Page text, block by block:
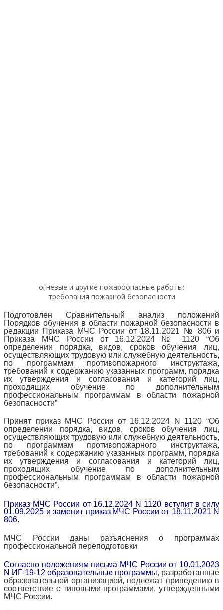
огневые и другие пожароопасные работы:
требования пожарной безопасности
Подготовлен Сравнительный анализ положений
Порядков обучения в области пожарной безопасности в
редакции Приказа МЧС России от 18.11.2021 № 806 и
Приказа МЧС России от 16.12.2024 № 1120 “Об
определении порядка, видов, сроков обучения лиц,
осуществляющих трудовую или служебную деятельность,
по программам противопожарного инструктажа,
требований к содержанию указанных программ, порядка
их утверждения и согласования и категорий лиц,
проходящих обучение по дополнительным
профессиональным программам в области пожарной
безопасности”
Принят приказ МЧС России от 16.12.2024 N 1120 “Об
определении порядка, видов, сроков обучения лиц,
осуществляющих трудовую или служебную деятельность,
по программам противопожарного инструктажа,
требований к содержанию указанных программ, порядка
их утверждения и согласования и категорий лиц,
проходящих обучение по дополнительным
профессиональным программам в области пожарной
безопасности”.
Приказ МЧС России от 16.12.2024 N 1120 вступит в силу
01.09.2025 и заменит приказ МЧС России от 18.11.2021 N
806.
МЧС России даны разъяснения о программах
профессиональной переподготовки
Согласно положениям письма МЧС России от 10.01.2023
N ИГ-19-12 образовательные программы, разработанные
образовательной организацией, подлежат приведению в
соответствие с типовыми программами, утвержденными
МЧС России.